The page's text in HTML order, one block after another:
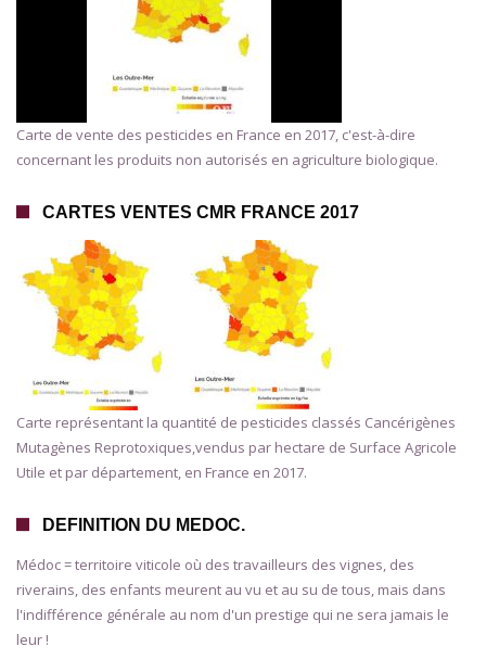
Carte de vente des pesticides en France en 2017, c'est-à-dire
concernant les produits non autorisés en agriculture biologique.
CARTES VENTES CMR FRANCE 2017
Carte représentant la quantité de pesticides classés Cancérigènes
Mutagènes Reprotoxiques,vendus par hectare de Surface Agricole
Utile et par département, en France en 2017.
DEFINITION DU MEDOC.
Médoc = territoire viticole où des travailleurs des vignes, des
riverains, des enfants meurent au vu et au su de tous, mais dans
l'indifférence générale au nom d'un prestige qui ne sera jamais le
leur !